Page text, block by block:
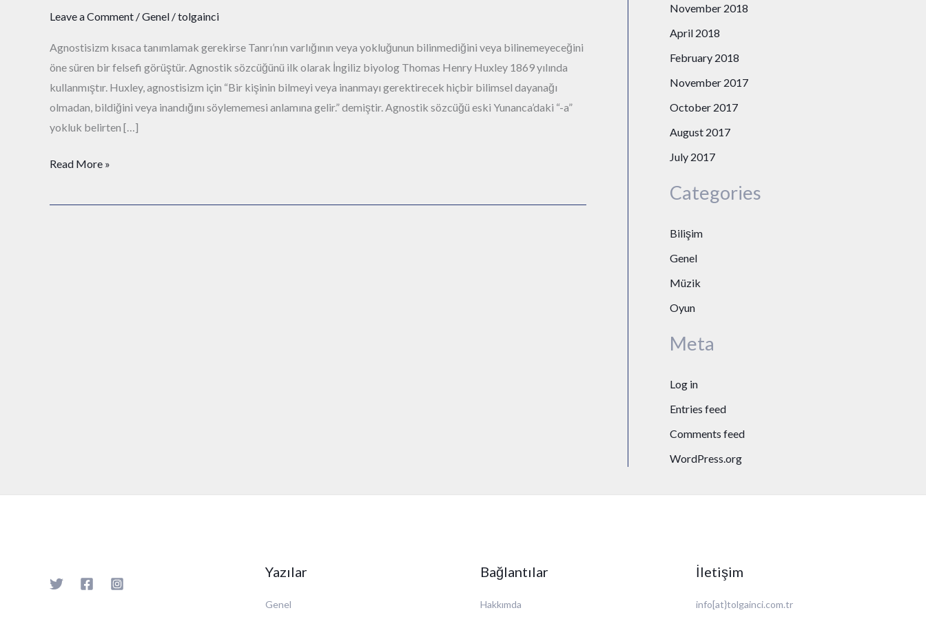
Leave a Comment /Genel /tolgainci
Agnostisizm kısaca tanımlamak gerekirse Tanrı’nın varlığının veya yokluğunun bilinmediğini veya bilinemeyeceğini
öne süren bir felsefi görüştür. Agnostik sözcüğünü ilk olarak İngiliz biyolog Thomas Henry Huxley 1869 yılında
kullanmıştır. Huxley, agnostisizm için “Bir kişinin bilmeyi veya inanmayı gerektirecek hiçbir bilimsel dayanağı
olmadan, bildiğini veya inandığını söylememesi anlamına gelir.” demiştir. Agnostik sözcüğü eski Yunanca’daki “-a”
yokluk belirten […]
Read More »
November 2018
April 2018
February 2018
November 2017
October 2017
August 2017
July 2017
Categories
Bilişim
Genel
Müzik
Oyun
Meta
Log in
Entries feed
Comments feed
WordPress.org
Yazılar
Genel
Bağlantılar
Hakkımda
İletişim
info[at}tolgainci.com.tr